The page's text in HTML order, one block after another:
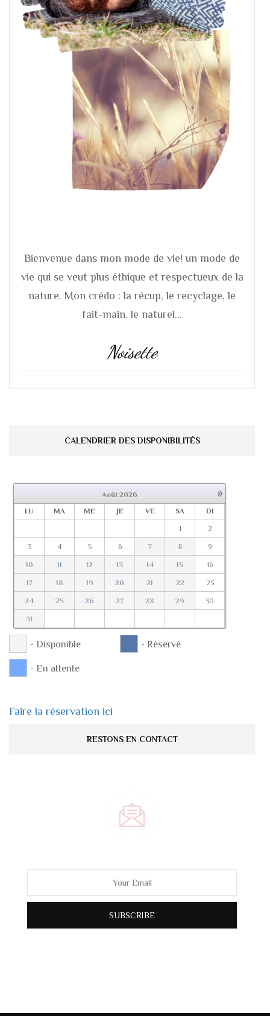
Bienvenue dans mon mode de vie! un mode de
vie qui se veut plus éthique et respectueux de la
nature. Mon crédo : la récup, le recyclage, le
fait-main, le naturel...
Noisette
CALENDRIER DES DISPONIBILITÉS
»
Août 2026
LU
MA ME JE VE SA DI
1 2
3 4 5 6 7 8 9
10 11 12 13 14 15 16
17 18 19 20 21 22 23
24 25 26 27 28 29 30
31
- Disponible - Réservé
- En attente
Faire la réservation ici
RESTONS EN CONTACT